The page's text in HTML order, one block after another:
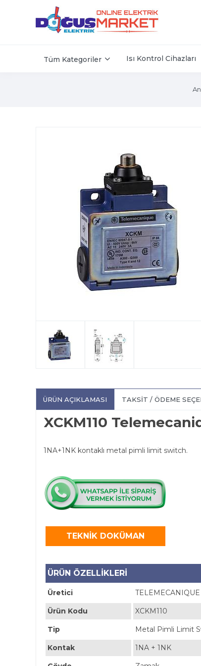
Tüm Kategoriler Isı Kontrol Cihazları
ÜRÜN AÇIKLAMASI TAKSIT / ÖDEME
XCKM110
1NA+1NK kontaklı metal pimli limit switch.
TEKNİK DOKÜMAN
ÜRÜN ÖZELLİKLERİ
Üretici TELEMECANIQUE
Ürün Kodu XCKM110
Tip Metal Pimli Limit
Kontak 1NA + 1NK